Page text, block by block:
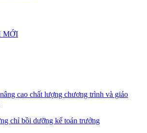
MỚI
cao chất lượng chương trình và giáo
chỉ bồi dưỡng kế toán trưởng